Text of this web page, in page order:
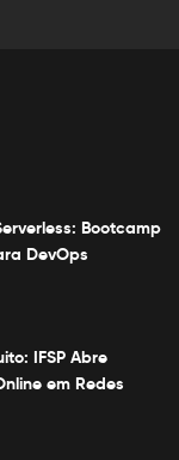
Bootcamp
DevOps
IFSP Abre
em Redes